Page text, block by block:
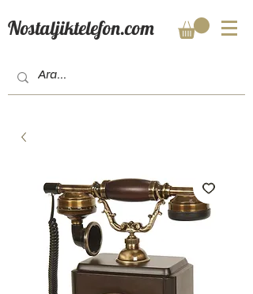
Nostaljiktelefon.com